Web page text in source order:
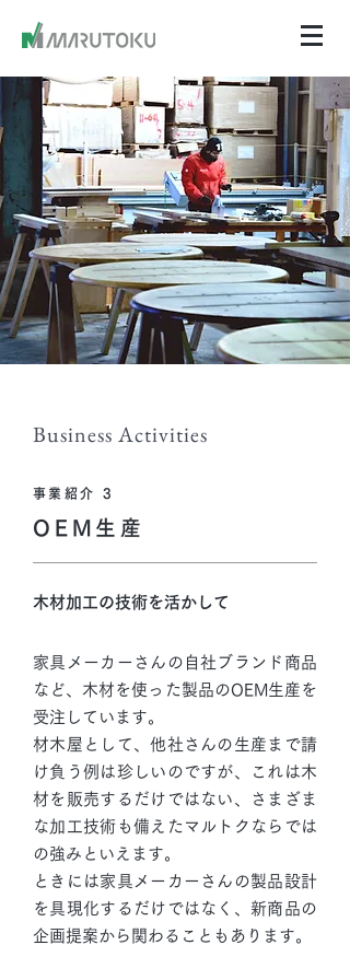
Business Activities
事業紹介 3
OEM生産
木材加工の技術を活かして
家具メーカーさんの自社ブランド商品
など、木材を使った製品のOEM生産を
受注しています。
材木屋として、他社さんの生産まで請
け負う例は珍しいのですが、これは木
材を販売するだけではない、さまざま
な加工技術も備えたマルトクならでは
の強みといえます。
ときには家具メーカーさんの製品設計
を具現化するだけではなく、新商品の
企画提案から関わることもあります。